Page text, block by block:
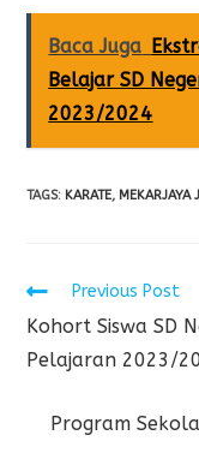
Baca Juga
Belajar SD
2023/2024
TAGS: KARATE, MEKARJAYA
Previous Post
Kohort Siswa SD
Pelajaran 2023/
Program